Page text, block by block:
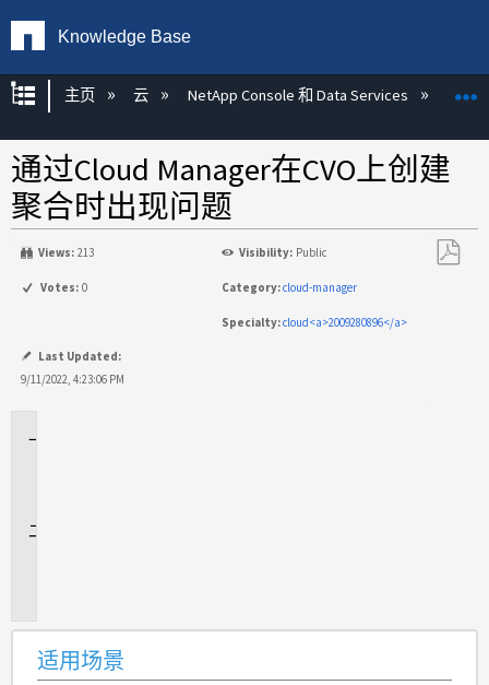
Knowledge Base
扩展/隐缩全局层次
主页 云 NetApp Console 和 Data Services
通过Cloud Manager在CVO上创建
聚合时出现问题
Views: 213 Visibility: Public
Votes: 0 Category:cloud-manager
Specialty:cloud<a>2009280896</a>
Last Updated:
9/11/2022, 4:23:06 PM
适用场景